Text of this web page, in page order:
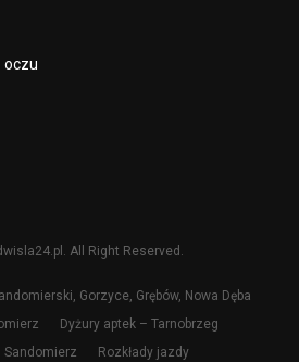
oczu
All Right Reserved.
Gorzyce, Grębów, Nowa Dęba
Dyżury aptek – Tarnobrzeg
Sandomierz
Rozkłady jazdy